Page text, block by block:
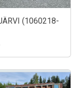
(1060218-